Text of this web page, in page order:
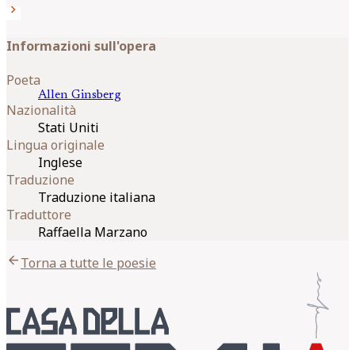
chevron_right
Informazioni sull'opera
Poeta
Allen Ginsberg
Nazionalità
Stati Uniti
Lingua originale
Inglese
Traduzione
Traduzione italiana
Traduttore
Raffaella Marzano
arrow_backTorna a tutte le poesie